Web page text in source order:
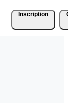
Inscription